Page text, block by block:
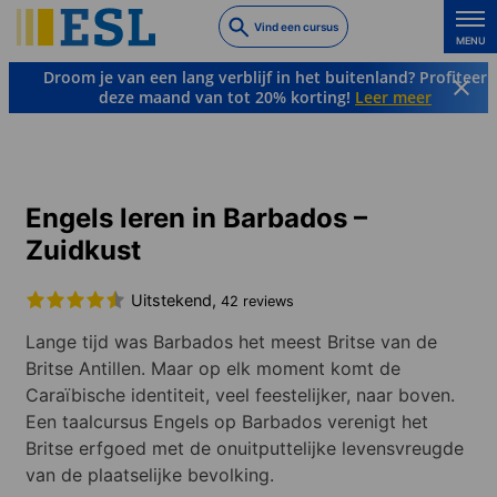
to
main
content
Vind een cursus
MENU
Droom je van een lang verblijf in het buitenland? Profiteer
deze maand van tot 20% korting! Leer meer
Engels leren in Barbados –
Zuidkust
Uitstekend, 42 reviews
Lange tijd was Barbados het meest Britse van de
Britse Antillen. Maar op elk moment komt de
Caraïbische identiteit, veel feestelijker, naar boven.
Een taalcursus Engels op Barbados verenigt het
Britse erfgoed met de onuitputtelijke levensvreugde
van de plaatselijke bevolking.